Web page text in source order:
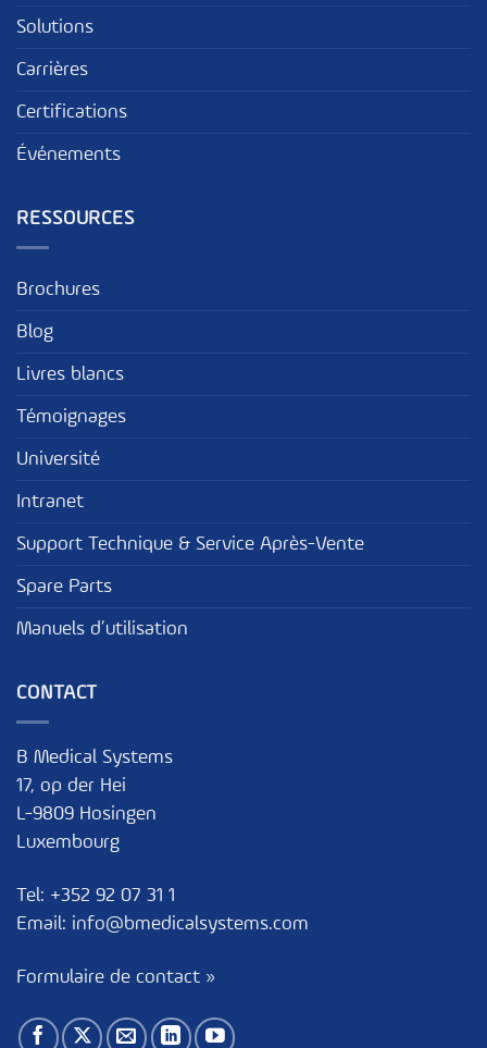
Solutions
Carrières
Certifications
Événements
RESSOURCES
Brochures
Blog
Livres blancs
Témoignages
Université
Intranet
Support Technique & Service Après-Vente
Spare Parts
Manuels d’utilisation
CONTACT
B Medical Systems
17, op der Hei
L-9809 Hosingen
Luxembourg
Tel: +352 92 07 31 1
Email: info@bmedicalsystems.com
Formulaire de contact »